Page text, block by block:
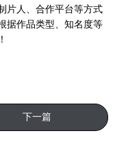
片人、合作平台等方式
据作品类型、知名度等
下一篇